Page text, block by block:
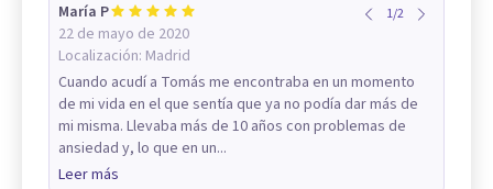
María P
22 de mayo de 2020
Localización: Madrid
1/2
Cuando acudí a Tomás me encontraba en un momento
de mi vida en el que sentía que ya no podía dar más de
mi misma. Llevaba más de 10 años con problemas de
ansiedad y, lo que en un...
Leer más